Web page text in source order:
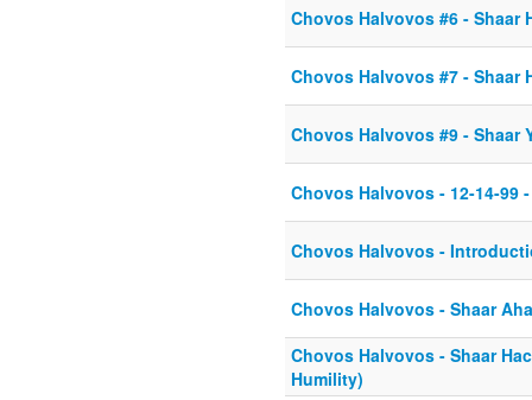
Chovos Halvovos #6 - Shaar
Chovos Halvovos #7 - Shaar
Chovos Halvovos #9 - Shaar
Chovos Halvovos - 12-14-99
Chovos Halvovos -
Chovos Halvovos - Shaar
Chovos Halvovos - Shaar
Humility)